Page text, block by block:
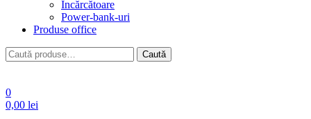
Încărcătoare
Power-bank-uri
Produse office
Caută
după:
Caută
0
0,00 lei